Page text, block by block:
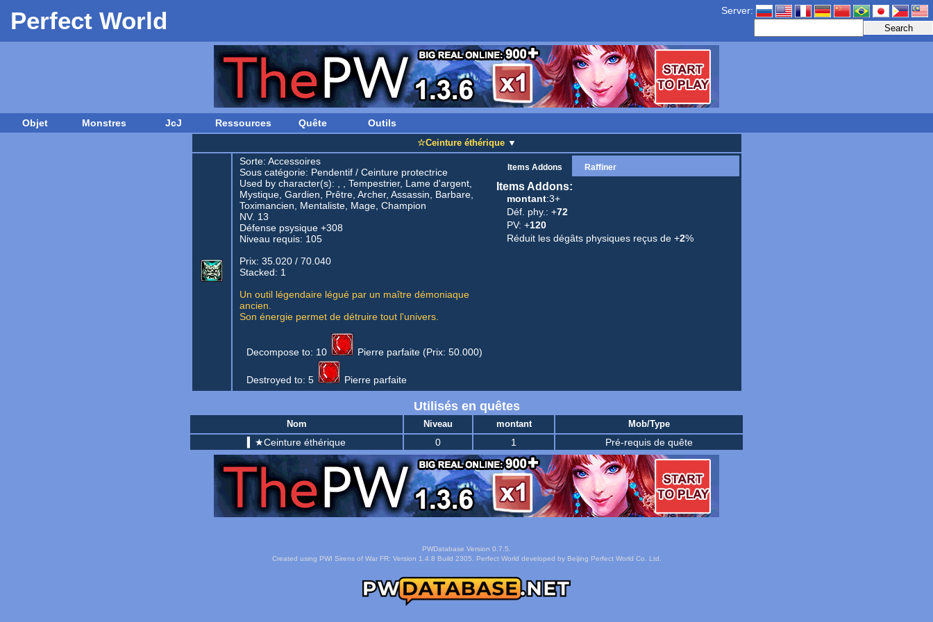
Perfect World Server:
Objet Monstres JcJ Ressources Quête Outils
☆Ceinture éthérique ▼
Sorte: Accessoires
Sous catégorie: Pendentif/ Ceinture protectrice
Used by character(s): , , Tempestrier, Lame d'argent,
Mystique, Gardien, Prêtre, Archer, Assassin, Barbare,
Toximancien, Mentaliste, Mage, Champion
NV. 13
Défense psysique +308
Niveau requis: 105
Prix: 35.020 / 70.040
Stacked: 1
Un outil légendaire légué par un maître démoniaque
ancien.
Son énergie permet de détruire tout l'univers.
Decompose to: 10 Pierre parfaite(Prix: 50.000)
Destroyed to: 5 Pierre parfaite
Items Addons Raffiner
Items Addons:
montant:3+
Déf. phy.: +72
PV: +120
Réduit les dégâts physiques reçus de +2%
Utilisés en quêtes
Nom Niveau montant Mob/Type
▍★Ceinture éthérique 0 1 Pré-requis de quête
PWDatabase Version 0.7.5.
Created using PWI Sirens of War FR: Version 1.4.8 Build 2305. Perfect World developed by Beijing Perfect World Co. Ltd.